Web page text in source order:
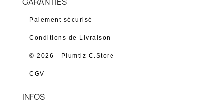
Paiement sécurisé
Conditions de Livraison
© 2026 - Plumtiz C.Store
CGV
INFOS